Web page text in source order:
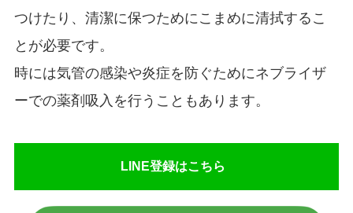
つけたり、清潔に保つためにこまめに清拭するこ
とが必要です。
時には気管の感染や炎症を防ぐためにネブライザ
ーでの薬剤吸入を行うこともあります。
LINE登録はこちら